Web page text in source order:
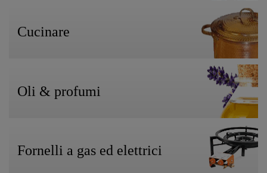
Cucinare
Oli & profumi
Fornelli a gas ed elettrici